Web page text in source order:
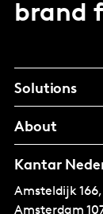
brand
Solutions
About
Kantar
Amsteldijk 166,
Amsterdam